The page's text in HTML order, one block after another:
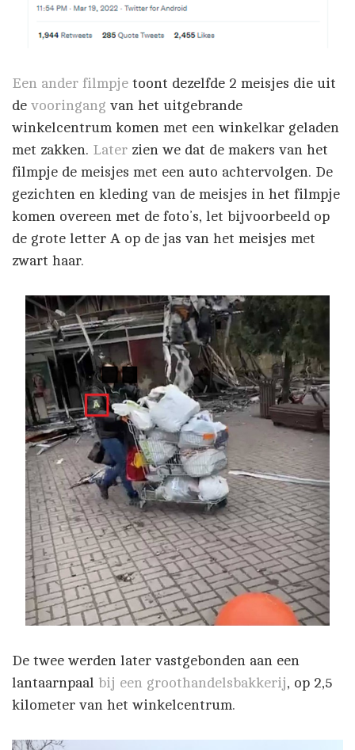
Een ander filmpje toont dezelfde 2 meisjes die uit
de vooringang van het uitgebrande
winkelcentrum komen met een winkelkar geladen
met zakken. Later zien we dat de makers van het
filmpje de meisjes met een auto achtervolgen. De
gezichten en kleding van de meisjes in het filmpje
komen overeen met de foto’s, let bijvoorbeeld op
de grote letter A op de jas van het meisjes met
zwart haar.
De twee werden later vastgebonden aan een
lantaarnpaal bij een groothandelsbakkerij, op 2,5
kilometer van het winkelcentrum.